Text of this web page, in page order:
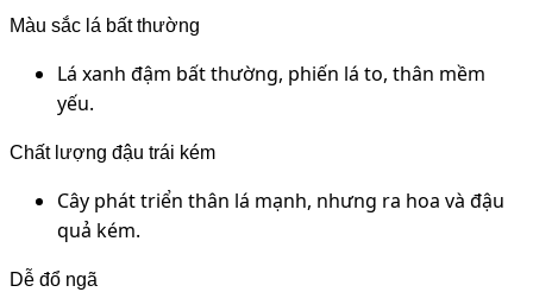
Màu sắc lá bất thường
Lá xanh đậm bất thường, phiến lá to, thân mềm
yếu.
Chất lượng đậu trái kém
Cây phát triển thân lá mạnh, nhưng ra hoa và đậu
quả kém.
Dễ đổ ngã